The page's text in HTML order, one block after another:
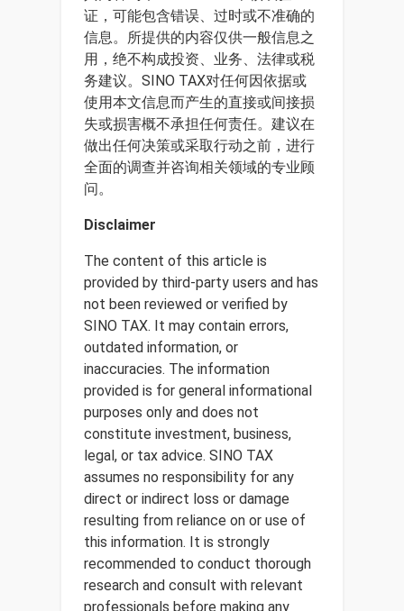
证，可能包含错误、过时或不准确的
信息。所提供的内容仅供一般信息之
用，绝不构成投资、业务、法律或税
务建议。SINO TAX对任何因依据或
使用本文信息而产生的直接或间接损
失或损害概不承担任何责任。建议在
做出任何决策或采取行动之前，进行
全面的调查并咨询相关领域的专业顾
问。
Disclaimer
The content of this article is
provided by third-party users and has
not been reviewed or verified by
SINO TAX. It may contain errors,
outdated information, or
inaccuracies. The information
provided is for general informational
purposes only and does not
constitute investment, business,
legal, or tax advice. SINO TAX
assumes no responsibility for any
direct or indirect loss or damage
resulting from reliance on or use of
this information. It is strongly
recommended to conduct thorough
research and consult with relevant
professionals before making any